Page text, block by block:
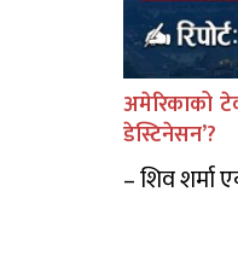
अमेरिकाको
डेस्टिनेसन’?
– शिव